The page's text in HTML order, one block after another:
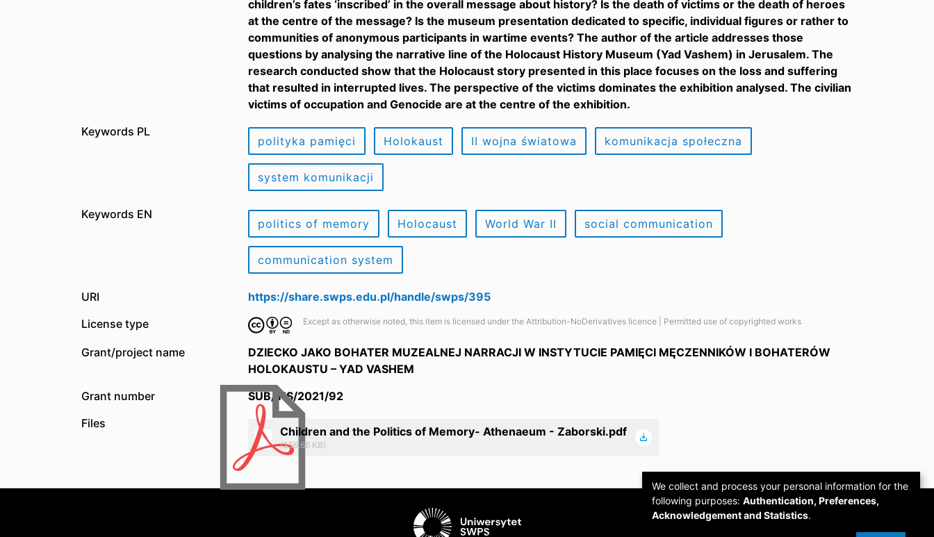
children’s fates ‘inscribed’ in the overall message about history? Is the death of victims or the death of heroes
at the centre of the message? Is the museum presentation dedicated to specific, individual figures or rather to
communities of anonymous participants in wartime events? The author of the article addresses those
questions by analysing the narrative line of the Holocaust History Museum (Yad Vashem) in Jerusalem. The
research conducted show that the Holocaust story presented in this place focuses on the loss and suffering
that resulted in interrupted lives. The perspective of the victims dominates the exhibition analysed. The civilian
victims of occupation and Genocide are at the centre of the exhibition.
Keywords PL
polityka pamięci Holokaust II wojna światowa komunikacja społeczna
system komunikacji
Keywords EN
politics of memory Holocaust World War II social communication
communication system
URI
https://share.swps.edu.pl/handle/swps/395
License type
Except as otherwise noted, this item is licensed under the Attribution-NoDerivatives licence | Permitted use of copyrighted works
Grant/project name
DZIECKO JAKO BOHATER MUZEALNEJ NARRACJI W INSTYTUCIE PAMIĘCI MĘCZENNIKÓW I BOHATERÓW
HOLOKAUSTU – YAD VASHEM
Grant number
SUB/INS/2021/92
Files
Children and the Politics of Memory- Athenaeum - Zaborski.pdf
(356.66 KB)
We collect and process your personal information for the
following purposes: Authentication, Preferences,
Acknowledgement and Statistics.